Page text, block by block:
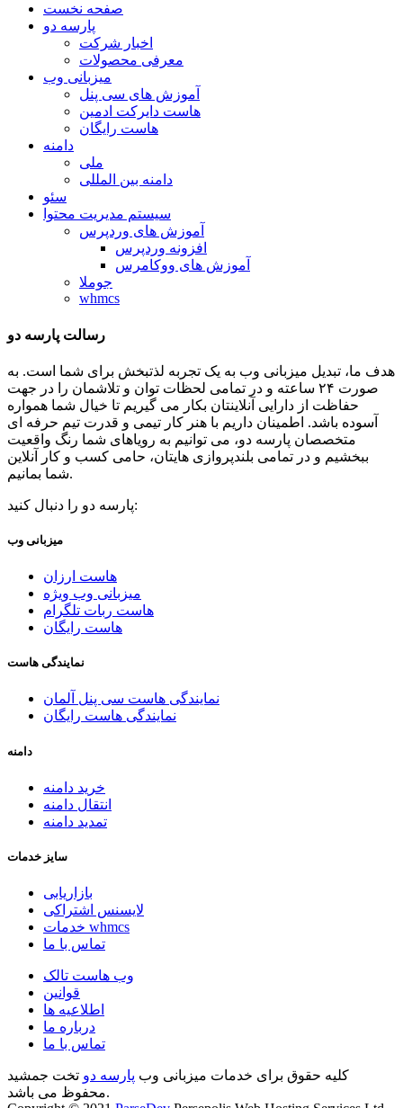
صفحه نخست
پارسه دو
اخبار شرکت
معرفی محصولات
میزبانی وب
آموزش های سی پنل
هاست دایرکت ادمین
هاست رایگان
دامنه
ملی
دامنه بین المللی
سئو
سیستم مدیریت محتوا
آموزش های وردپرس
افزونه وردپرس
آموزش های ووکامرس
جوملا
whmcs
رسالت پارسه دو
هدف ما، تبدیل میزبانی وب به یک تجربه لذتبخش برای شما است. به
صورت ۲۴ ساعته و در تمامی لحظات توان و تلاشمان را در جهت
حفاظت از دارایی آنلاینتان بکار می گیریم تا خیال شما همواره
آسوده باشد. اطمینان داریم با هنر کار تیمی و قدرت تیم حرفه ای
متخصصان پارسه دو، می توانیم به رویاهای شما رنگ واقعیت
ببخشیم و در تمامی بلندپروازی هایتان، حامی کسب و کار آنلاین
شما بمانیم.
پارسه دو را دنبال کنید:
میزبانی وب
هاست ارزان
میزبانی وب ویژه
هاست ربات تلگرام
هاست رایگان
نمایندگی هاست
نمایندگی هاست سی پنل آلمان
نمایندگی هاست رایگان
دامنه
خرید دامنه
انتقال دامنه
تمدید دامنه
سایز خدمات
بازاریابی
لایسنس اشتراکی
خدمات whmcs
تماس با ما
وب هاست تالک
قوانین
اطلاعیه ها
درباره ما
تماس با ما
کلیه حقوق برای خدمات میزبانی وب پارسه دو تخت جمشید
محفوظ می باشد.